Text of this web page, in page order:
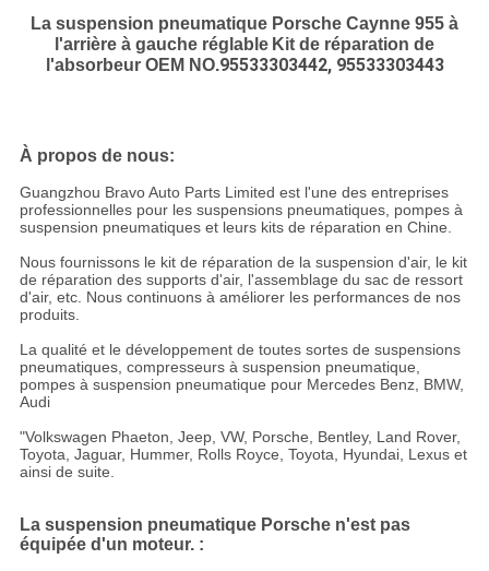
La suspension pneumatique Porsche Caynne 955 à
l'arrière à gauche réglable Kit de réparation de
l'absorbeur OEM NO.95533303442, 95533303443
À propos de nous:
Guangzhou Bravo Auto Parts Limited est l'une des entreprises
professionnelles pour les suspensions pneumatiques, pompes à
suspension pneumatiques et leurs kits de réparation en Chine.
Nous fournissons le kit de réparation de la suspension d'air, le kit
de réparation des supports d'air, l'assemblage du sac de ressort
d'air, etc. Nous continuons à améliorer les performances de nos
produits.
La qualité et le développement de toutes sortes de suspensions
pneumatiques, compresseurs à suspension pneumatique,
pompes à suspension pneumatique pour Mercedes Benz, BMW,
Audi
"Volkswagen Phaeton, Jeep, VW, Porsche, Bentley, Land Rover,
Toyota, Jaguar, Hummer, Rolls Royce, Toyota, Hyundai, Lexus et
ainsi de suite.
La suspension pneumatique Porsche n'est pas
équipée d'un moteur. :